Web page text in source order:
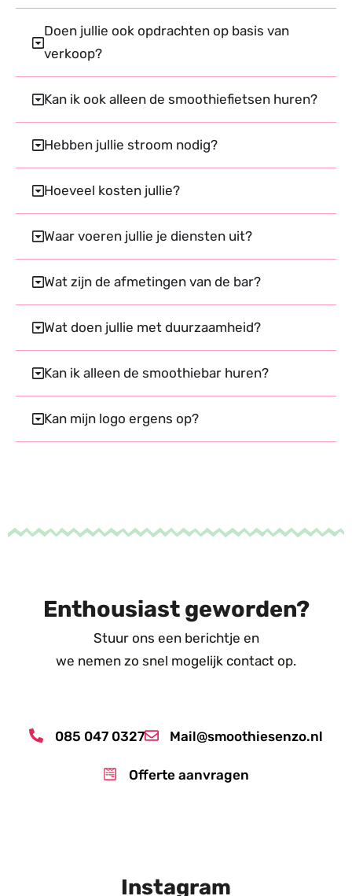
Doen jullie ook opdrachten op basis van
verkoop?
Kan ik ook alleen de smoothiefietsen huren?
Hebben jullie stroom nodig?
Hoeveel kosten jullie?
Waar voeren jullie je diensten uit?
Wat zijn de afmetingen van de bar?
Wat doen jullie met duurzaamheid?
Kan ik alleen de smoothiebar huren?
Kan mijn logo ergens op?
Enthousiast geworden?
Stuur ons een berichtje en
we nemen zo snel mogelijk contact op.
085 047 0327 Mail@smoothiesenzo.nl
Offerte aanvragen
Instagram